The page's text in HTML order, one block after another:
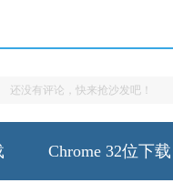
还没有评论，快来抢沙发吧！
Chrome 32位下载